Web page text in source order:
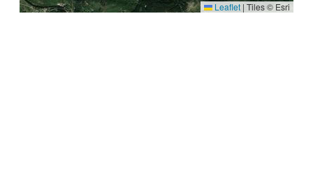
Leaflet | Tiles © Esri